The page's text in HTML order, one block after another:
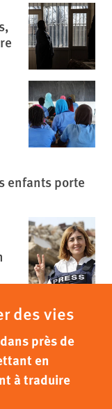
enfants porte
des vies
près de
en
à traduire